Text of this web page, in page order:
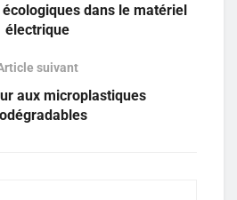
dans le matériel
électrique
suivant
aux microplastiques